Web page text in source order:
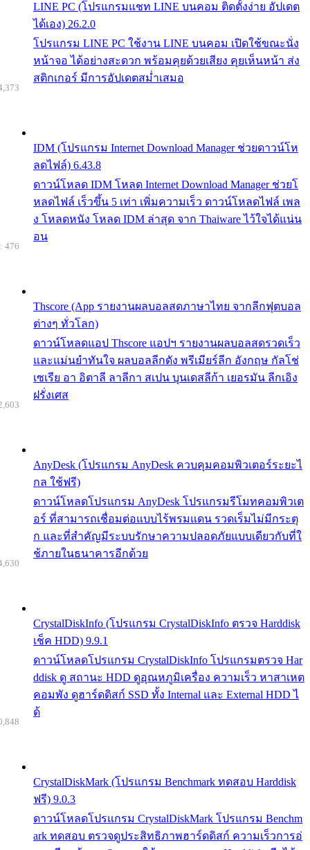
LINE PC (โปรแกรมแชท LINE บนคอม ติดตั้งง่าย อัปเดต
ได้เอง) 26.2.0
โปรแกรม LINE PC ใช้งาน LINE บนคอม เปิดใช้ขณะนั่ง
หน้าจอ ได้อย่างสะดวก พร้อมคุยด้วยเสียง คุยเห็นหน้า ส่ง
สติกเกอร์ มีการอัปเดตสม่ำเสมอ
IDM (โปรแกรม Internet Download Manager ช่วยดาวน์โห
ลดไฟล์) 6.43.8
ดาวน์โหลด IDM โหลด Internet Download Manager ช่วยโ
หลดไฟล์ เร็วขึ้น 5 เท่า เพิ่มความเร็ว ดาวน์โหลดไฟล์ เพล
ง โหลดหนัง โหลด IDM ล่าสุด จาก Thaiware ไว้ใจได้แน่น
อน
Thscore (App รายงานผลบอลสดภาษาไทย จากลีกฟุตบอล
ต่างๆ ทั่วโลก)
ดาวน์โหลดแอป Thscore แอปฯ รายงานผลบอลสดรวดเร็ว
และแม่นยำทันใจ ผลบอลลีกดัง พรีเมียร์ลีก อังกฤษ กัลโช่
เซเรีย อา อิตาลี ลาลีกา สเปน บุนเดสลีก้า เยอรมัน ลีกเอิง
ฝรั่งเศส
476
AnyDesk (โปรแกรม AnyDesk ควบคุมคอมพิวเตอร์ระยะไ
กล ใช้ฟรี)
ดาวน์โหลดโปรแกรม AnyDesk โปรแกรมรีโมทคอมพิวเต
อร์ ที่สามารถเชื่อมต่อแบบไร้พรมแดน รวดเร็มไม่มีกระตุ
ก และที่สำคัญมีระบบรักษาความปลอดภัยแบบเดียวกับที่ใ
ช้ภายในธนาคารอีกด้วย
CrystalDiskInfo (โปรแกรม CrystalDiskInfo ตรวจ Harddisk
เช็ค HDD) 9.9.1
ดาวน์โหลดโปรแกรม CrystalDiskInfo โปรแกรมตรวจ Har
ddisk ดู สถานะ HDD ดูอุณหภูมิเครื่อง ความเร็ว หาสาเหต
คอมพัง ดูฮาร์ดดิสก์ SSD ทั้ง Internal และ External HDD ไ
ด้
CrystalDiskMark (โปรแกรม Benchmark ทดสอบ Harddisk
ฟรี) 9.0.3
ดาวน์โหลดโปรแกรม CrystalDiskMark โปรแกรม Benchm
ark ทดสอบ ตรวจดูประสิทธิภาพฮาร์ดดิสก์ ความเร็วการอ่